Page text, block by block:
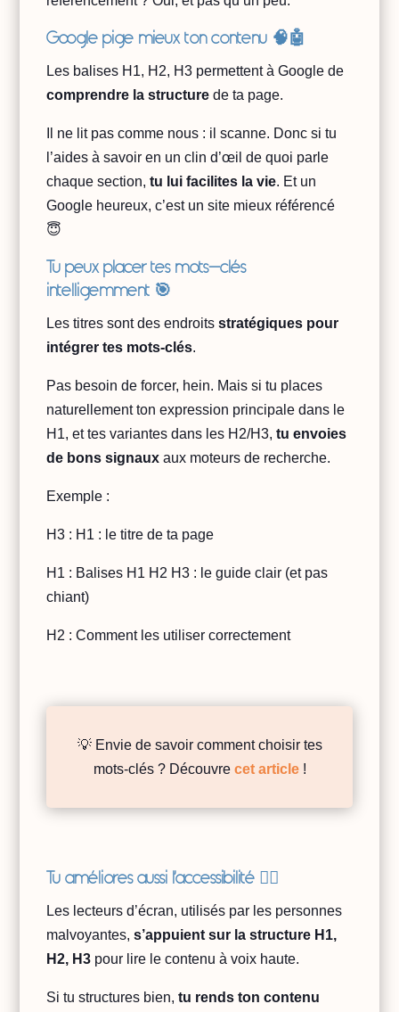
Google pige mieux ton contenu 🧠🤖
Les balises H1, H2, H3 permettent à Google de
comprendre la structure de ta page.
Il ne lit pas comme nous : il scanne. Donc si tu
l’aides à savoir en un clin d’œil de quoi parle
chaque section,tu lui facilites la vie. Et un
Google heureux, c’est un site mieux référencé
😇
Tu peux placer tes mots-clés
intelligemment 🎯
Les titres sont des endroitsstratégiques pour
intégrer tes mots-clés.
Pas besoin de forcer, hein. Mais si tu places
naturellement ton expression principale dans le
H1, et tes variantes dans les H2/H3,tu envoies
de bons signaux aux moteurs de recherche.
Exemple :
H3 : H1 : le titre de ta page
H1 : Balises H1 H2 H3 : le guide clair (et pas
chiant)
H2 : Comment les utiliser correctement
💡 Envie de savoir comment choisir tes
mots-clés ? Découvre cet article!
Tu améliores aussi l’accessibilité 🧏‍♀️
Les lecteurs d’écran, utilisés par les personnes
malvoyantes,s’appuient sur la structure H1,
H2, H3 pour lire le contenu à voix haute.
Si tu structures bien,tu rends ton contenu